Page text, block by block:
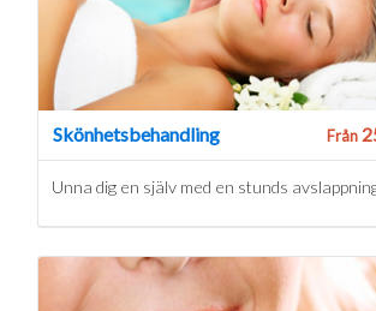
Skönhetsbehandling Från
Unna dig en själv med en stunds